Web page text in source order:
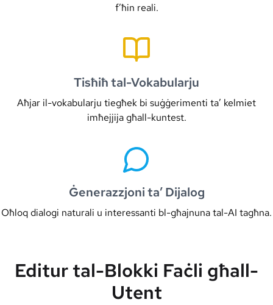
f’ħin reali.
Tisħiħ tal-Vokabularju
Aħjar il-vokabularju tiegħek bi suġġerimenti ta’ kelmiet
imħejjija għall-kuntest.
Ġenerazzjoni ta’ Dijalog
Oħloq dialogi naturali u interessanti bl-għajnuna tal-AI tagħna.
Editur tal-Blokki Faċli għall-
Utent